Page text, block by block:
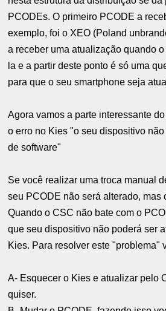
PCODEs. O primeiro PCODE a
exemplo, foi o XEO (Poland
a receber uma atualização quando
la e a partir deste ponto é só uma
para que o seu smartphone seja
Agora vamos a parte interessante
o erro no Kies "o seu dispositivo
de software"
Se você realizar uma troca manual
seu PCODE não será alterado, mas
Quando o CSC não bate com o
que seu dispositivo não poderá ser
Kies. Para resolver este "problema"
A- Esquecer o Kies e atualizar pelo
quiser.